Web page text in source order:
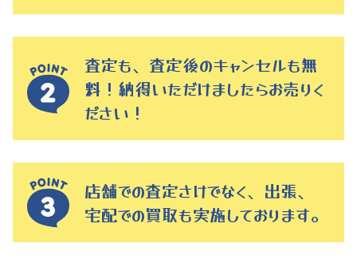
査定も、査定後のキャンセルも無
料！納得いただけましたらお売りく
ださい！
店舗での査定さけでなく、出張、
宅配での買取も実施しております。